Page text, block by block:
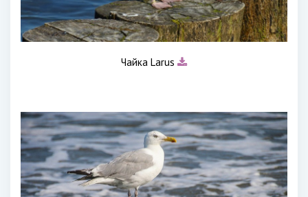
Чайка Larus